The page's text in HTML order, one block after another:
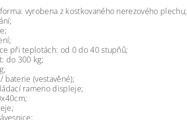
vyrobena z kostkovaného nerezového plechu;
při teplotách: od 0 do 40 stupňů;
do 300 kg;
baterie (vestavěné);
rameno displeje;